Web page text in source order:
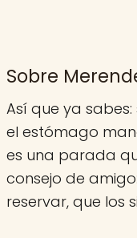
Sobre
Así que ya
el estómago
es una parada
consejo de
reservar, que los